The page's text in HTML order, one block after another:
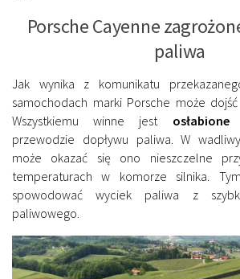
Porsche Cayenne
paliwa
Jak wynika z komunikatu
samochodach marki Porsche może
Wszystkiemu winne jest osłabione
przewodzie dopływu paliwa. W
może okazać się ono nieszczelne
temperaturach w komorze silnika.
spowodować wyciek paliwa z
paliwowego.